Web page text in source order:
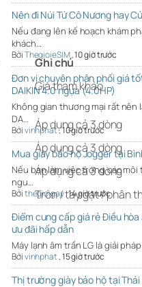
Ghi chú
Giá tham khảo
Áp dụng cả 3 dòng
Áp dụng cả 3 dòng
Áp dụng cả 3 dòng
Tròn / tay gạt / phân
Nên đi Núi Tứ Cô Nương hay
Nếu đang lên kế hoạch khám
khách…
BởiThegioieSIM,10 giờ trước
Đơn vị chuyên phân phối giá
DAIKIN 4.0 ngựa (4.0HP)
Không gian thương mại rất nên
DA…
Bởivinhphat,10 giờ trước
Mua giày bảo hộ Jogger tại
Nếu bạn làm việc trong các
ngu…
Bởithegioigay,14 giờ trước
Điểm cung cấp giá rẻ Điều
ưu đãi hấp dẫn
Máy lạnh âm trần LG là giải
Bởivinhphat,15 giờ trước
Thị trường giày bảo hộ tại